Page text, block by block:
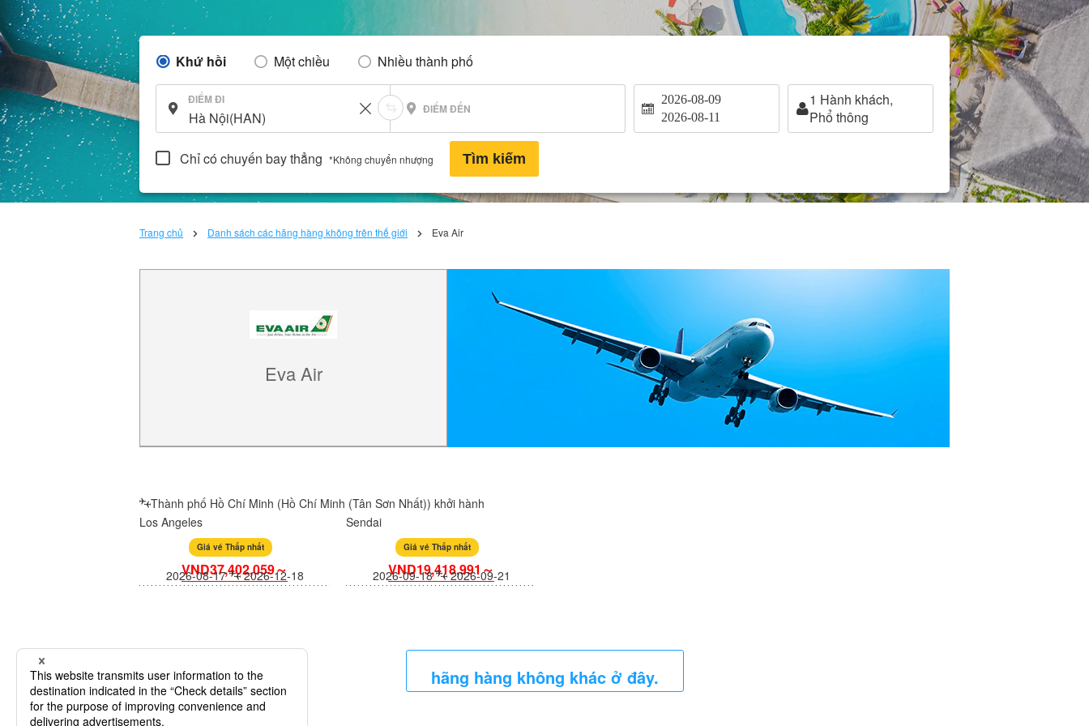
Khứ hồi Một chiều Nhiều thành phố
ĐIỂM ĐI
ĐIỂM ĐẾN
2026-08-09
2026-08-11
1 Hành khách,
Phổ thông
Chỉ có chuyến bay thẳng *Không chuyển nhượng Tìm kiếm
Trang chủ Danh sách các hãng hàng không trên thế giới Eva Air
Eva Air
Thành phố Hồ Chí Minh (Hồ Chí Minh (Tân Sơn Nhất)) khởi hành
Los Angeles
Giá vé Thấp nhất
VND37,402,059～
2026-08-17 2026-12-18
Sendai
Giá vé Thấp nhất
VND19,418,991～
2026-09-18 2026-09-21
hãng hàng không khác ở đây.